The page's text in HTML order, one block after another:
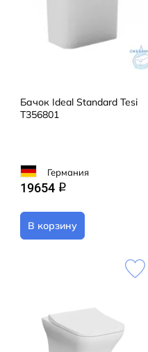
Бачок Ideal Standard Tesi
T356801
Германия
19654 q
В корзину